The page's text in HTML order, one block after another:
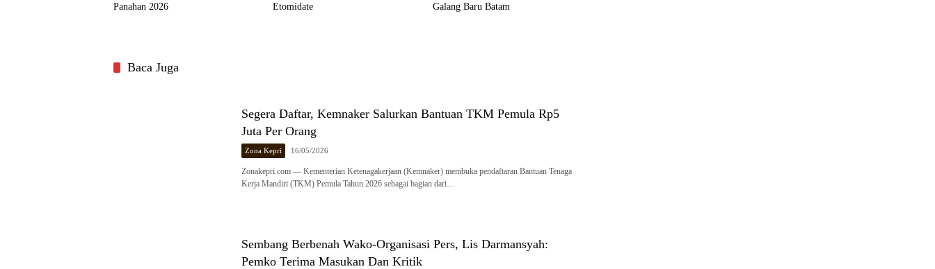
Panahan 2026
Etomidate
Galang Baru Batam
Baca Juga
Segera Daftar, Kemnaker Salurkan Bantuan TKM Pemula Rp5
Juta Per Orang
Zona Kepri 16/05/2026
Zonakepri.com — Kementerian Ketenagakerjaan (Kemnaker) membuka pendaftaran Bantuan Tenaga
Kerja Mandiri (TKM) Pemula Tahun 2026 sebagai bagian dari…
Sembang Berbenah Wako-Organisasi Pers, Lis Darmansyah:
Pemko Terima Masukan Dan Kritik